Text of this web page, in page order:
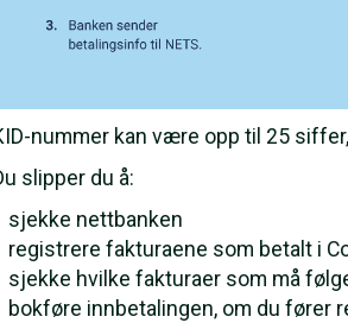
nummer kan være opp til 25
slipper du å:
sjekke nettbanken
registrere fakturaene som betalt i
sjekke hvilke fakturaer som må
bokføre innbetalingen, om du fører